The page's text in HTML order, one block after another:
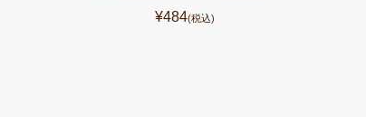
¥484(税込)